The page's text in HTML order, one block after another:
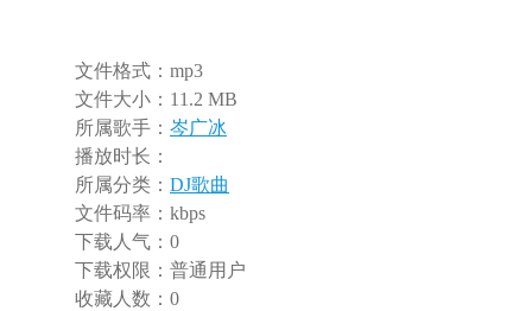
文件格式： mp3
文件大小： 11.2 MB
所属歌手： 岑广冰
播放时长：
所属分类： DJ歌曲
文件码率： kbps
下载人气： 0
下载权限： 普通用户
收藏人数： 0